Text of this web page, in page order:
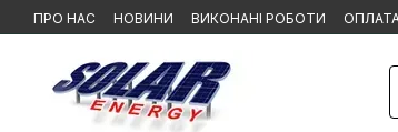
Перейти до основного контенту
ПРО НАС НОВИНИ ВИКОНАНІ РОБОТИ